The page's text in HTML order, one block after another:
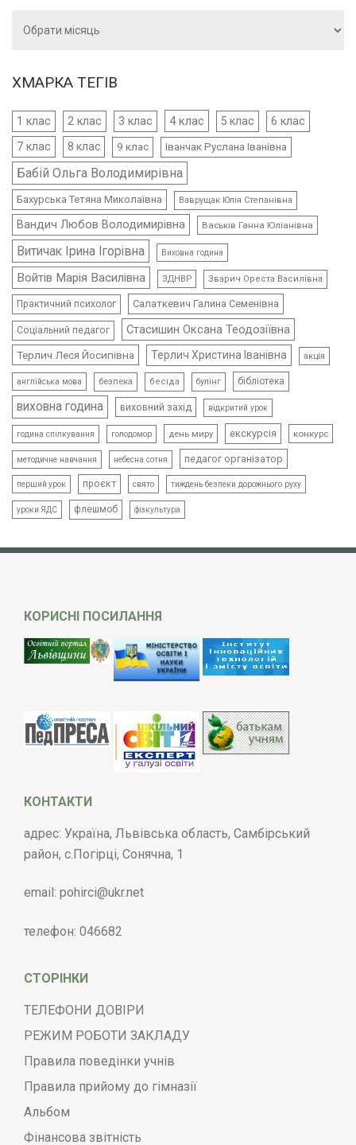
ХМАРКА ТЕГІВ
1 клас 2 клас 3 клас 4 клас 5 клас 6 клас
7 клас 8 клас 9 клас Іванчак Руслана Іванівна
Бабій Ольга Володимирівна
Бахурська Тетяна Миколаївна Ваврущак Юлія Степанівна
Вандич Любов Володимирівна Васьків Ганна Юліанівна
Витичак Ірина Ігорівна Виховна година
Войтів Марія Василівна ЗДНВР Зварич Ореста Василівна
Практичний психолог Салаткевич Галина Семенівна
Соціальний педагог Стасишин Оксана Теодозіївна
Терлич Леся Йосипівна Терлич Христина Іванівна акція
англійська мова безпека бесіда булінг бібліотека
виховна година виховний захід відкритий урок
година спілкування голодомор день миру екскурсія конкурс
методичне навчання небесна сотня педагог організатор
перший урок проєкт свято тиждень безпеки дорожнього руху
уроки ЯДС флешмоб фізкультура
КОРИСНІ ПОСИЛАННЯ
КОНТАКТИ
адрес: Україна, Львівська область, Самбірський
район, с.Погірці, Сонячна, 1
email: pohirci@ukr.net
телефон: 046682
СТОРІНКИ
ТЕЛЕФОНИ ДОВІРИ
РЕЖИМ РОБОТИ ЗАКЛАДУ
Правила поведінки учнів
Правила прийому до гімназії
Альбом
Фінансова звітність